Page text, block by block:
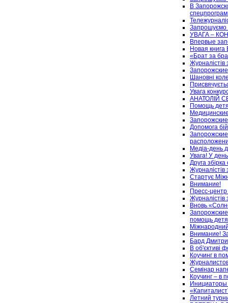
В
Запрошуємо
УВАГА –
Впервые
Новая
«Брат за
Шановні
Увага
АНАТОЛІЙ
Помощь
Допомога
Медіа-день
Увага! У
Друга
Журналістів
Стартує
Внимание!
Пресс-
Журналістів
Вновь
помощь
Внимание!
Бард
В об'єктиві
Коучинг в
Семінар
Коучинг – в
Летний